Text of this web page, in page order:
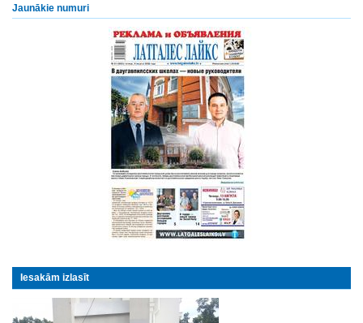
Jaunākie numuri
Iesakām izlasīt